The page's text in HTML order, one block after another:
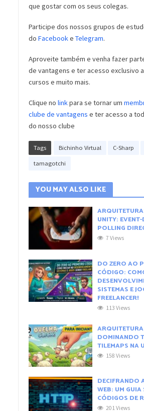
que gostar com os seus colegas.
Participe dos nossos grupos de
do Facebooke Telegram.
Aproveite também e venha fazer
de vantagens e ter acesso exclusivo
cursos e muito mais.
Clique no linkpara se tornar um
clube de vantagens e ter acesso a
do nosso clube
Tags Bichinho Virtual C-Sharp
tamagotchi
YOU MAY ALSO LIKE
UNITY:
POLLING
7 Views
DO ZERO AO
CÓDIGO:
SISTEMAS E
FREELANCER!
113 Views
DOMINANDO
TILEMAPS NA
158 Views
DECIFRANDO
WEB: UM GUIA
CÓDIGOS DE
201 Views